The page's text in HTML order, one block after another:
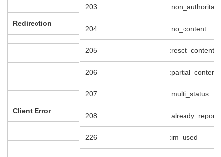
203
204 :no_content
205 :reset_content
206 :partial_content
207 :multi_status
208
226 :im_used
Redirection
Client Error